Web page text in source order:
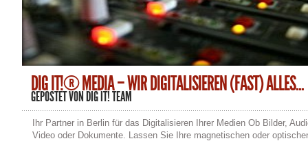
DIG IT!® MEDIA – WIR DIGITALISIEREN (FAST) ALLES...
GEPOSTET VON DIG IT! TEAM
Ihr Partner in Berlin für das Digitalisieren Ihrer Medien Ob Bilder,
Video oder Dokumente. Lassen Sie Ihre magnetischen oder